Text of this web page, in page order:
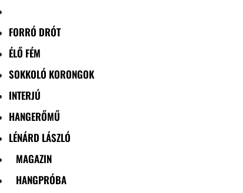
FORRÓ DRÓT
ÉLŐ FÉM
SOKKOLÓ KORONGOK
INTERJÚ
HANGERŐMŰ
LÉNÁRD LÁSZLÓ
MAGAZIN
HANGPRÓBA